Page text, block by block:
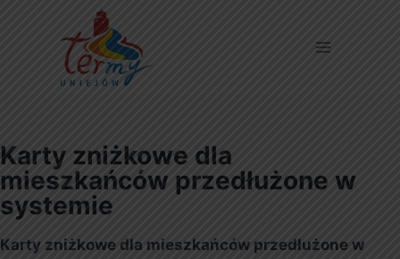
Karty zniżkowe dla
mieszkańców przedłużone w
systemie
Karty zniżkowe dla mieszkańców przedłużone w